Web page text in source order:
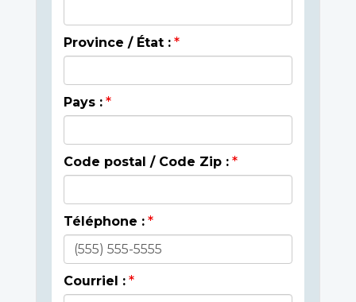
Province / État :
Pays :
Code postal / Code Zip :
Téléphone :
Courriel :